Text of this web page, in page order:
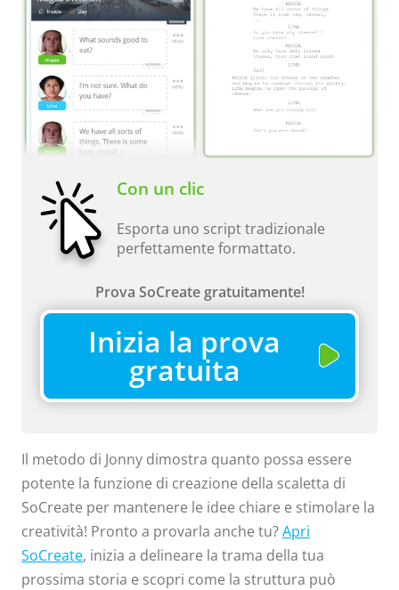
Con un clic
Esporta uno script tradizionale
perfettamente formattato.
Prova SoCreate gratuitamente!
Inizia la prova
gratuita
Il metodo di Jonny dimostra quanto possa essere
potente la funzione di creazione della scaletta di
SoCreate per mantenere le idee chiare e stimolare la
creatività! Pronto a provarla anche tu?Apri
SoCreate, inizia a delineare la trama della tua
prossima storia e scopri come la struttura può